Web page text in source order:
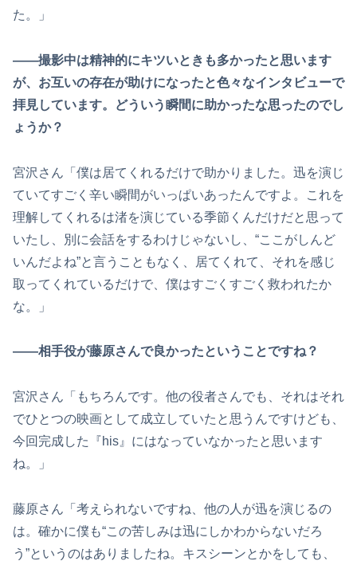
た。」
――撮影中は精神的にキツいときも多かったと思います
が、お互いの存在が助けになったと色々なインタビューで
拝見しています。どういう瞬間に助かったな思ったのでし
ょうか？
宮沢さん「僕は居てくれるだけで助かりました。迅を演じ
ていてすごく辛い瞬間がいっぱいあったんですよ。これを
理解してくれるは渚を演じている季節くんだけだと思って
いたし、別に会話をするわけじゃないし、“ここがしんど
いんだよね”と言うこともなく、居てくれて、それを感じ
取ってくれているだけで、僕はすごくすごく救われたか
な。」
――相手役が藤原さんで良かったということですね？
宮沢さん「もちろんです。他の役者さんでも、それはそれ
でひとつの映画として成立していたと思うんですけども、
今回完成した『his』にはなっていなかったと思います
ね。」
藤原さん「考えられないですね、他の人が迅を演じるの
は。確かに僕も“この苦しみは迅にしかわからないだろ
う”というのはありましたね。キスシーンとかをしても、